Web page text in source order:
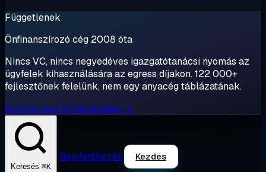
Függetlenek
Önfinanszírozó cég 2008 óta
Nincs VC, nincs negyedéves igazgatótanácsi nyomás az
ügyfelek kihasználására az egress díjakon. 122 000+
fejlesztőnek felelünk, nem egy anyacég táblázatának.
Ismerje meg történetünket →
Keresés ⌘K
Bejelentkezés Kezdés